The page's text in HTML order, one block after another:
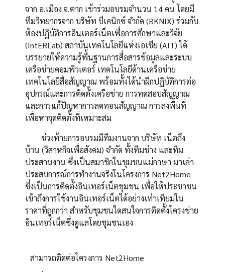
จาก อ.เมือง จ.ตาก เข้าร่วมอบรมจำนวน 14 คน โดยมี
ทีมวิทยากรจาก บริษัท บีเคนิกซ์ จำกัด (BKNIX) ร่วมกับ
ห้องปฏิบัติการอินเตอร์เน็ตเพื่อการศึกษาและวิจัย
(IntERLab) สถาบันเทคโนโลยีแห่งเอเชีย (AIT) ได้
บรรยายให้ความรู้พื้นฐานการสื่อสารข้อมูลและระบบ
เครือข่ายคอมพิวเตอร์ เทคโนโลยีด้านเครือข่าย
เทคโนโลยีสื่อสัญญาณ พร้อมทั้งได้นำฝึกปฏิบัติการต่อ
อุปกรณ์และการติดตั้งเครือข่าย การทดสอบสัญญาณ
และการแก้ปัญหาการลดทอนสัญญาณ การลงพื้นที่
เพื่อหาจุดติดตั้งที่เหมาะสม
ช่วงท้ายการอบรมมีทีมงานจาก บริษัท เน็ตถึง
บ้าน (วิสาหกิจเพื่อสังคม) จำกัด ทั้งทีมช่าง และทีม
ประสานงาน ซึ่งเป็นสมาชิกในชุมชนแม่กาษา มาเล่า
ประสบการณ์การทำงานจริงในโครงการ Net2Home
ซึ่งเป็นการติดตั้งอินเทอร์เน็ตชุมชน เพื่อให้ประชาชน
เข้าถึงการใช้งานอินเทอร์เน็ตได้อย่างเท่าเทียมใน
ราคาที่ถูกกว่า สำหรับชุมชนใดสนใจการติดตั้งโครงข่าย
อินเทอร์เน็ตซึ่งดูแลโดยชุมชนเอง
สามารถติดต่อโครงการ Net2Home